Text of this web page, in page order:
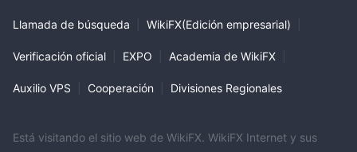
Llamada de búsqueda WikiFX(Edición empresarial)
Verificación oficial EXPO Academia de WikiFX
Auxilio VPS Cooperación Divisiones Regionales
Está visitando el sitio web de WikiFX. WikiFX Internet y sus